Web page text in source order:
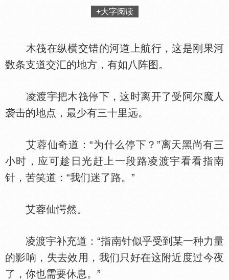
+大字阅读
木筏在纵横交错的河道上航行，这是刚果河
数条支道交汇的地方，有如八阵图。
凌渡宇把木筏停下，这时离开了受阿尔魔人
袭击的地点，最少有三十里远。
艾蓉仙奇道：“为什么停下？”离天黑尚有三
小时，应可趁日光赶上一段路凌渡宇看看指南
针，苦笑道：“我们迷了路。”
艾蓉仙愕然。
凌渡宇补充道：“指南针似乎受到某一种力量
的影响，失去效用，我们只好在这附近度过今夜
了，你也需要休息。”